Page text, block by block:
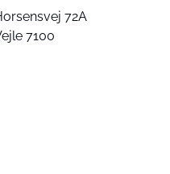
72A
7100